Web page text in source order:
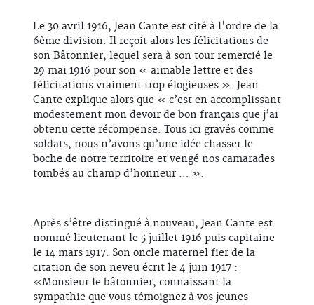
Le 30 avril 1916, Jean Cante est cité à l'ordre de la
6ème division. Il reçoit alors les félicitations de
son Bâtonnier, lequel sera à son tour remercié le
29 mai 1916 pour son « aimable lettre et des
félicitations vraiment trop élogieuses ». Jean
Cante explique alors que « c’est en accomplissant
modestement mon devoir de bon français que j’ai
obtenu cette récompense. Tous ici gravés comme
soldats, nous n’avons qu’une idée chasser le
boche de notre territoire et vengé nos camarades
tombés au champ d’honneur … ».
Après s’être distingué à nouveau, Jean Cante est
nommé lieutenant le 5 juillet 1916 puis capitaine
le 14 mars 1917. Son oncle maternel fier de la
citation de son neveu écrit le 4 juin 1917 :
«Monsieur le bâtonnier, connaissant la
sympathie que vous témoignez à vos jeunes